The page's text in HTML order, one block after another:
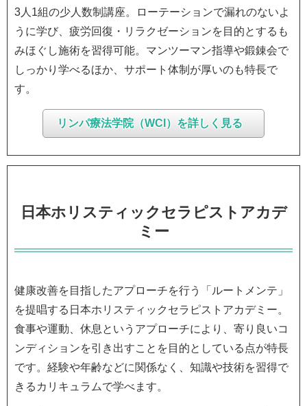
リンパマッサージ師を目指すなら！知っておきたい基礎知
識
3人1組の少人数制講座。ローテーションで漏れのないよ
うに学び、疲労回復・リラクゼーションを目的とするも
みほぐし施術を習得可能。マンツーマン指導や鍛錬会で
しっかり学べるほか、サポート体制が厚いのも特長で
す。
リンパ療法学院（WCI）を詳しく見る
日本ホリスティックセラピストアカデ
ミー
健康改善を目指したアプローチを行う「ルートメンテ」
を提唱する日本ホリスティックセラピストアカデミー。
食事や運動、休息というアプローチにより、寄り良いコ
ンディションを引き出すことを目的としている点が特長
です。経験や年齢などに関係なく、知識や技術を習得で
きるカリキュラムで学べます。